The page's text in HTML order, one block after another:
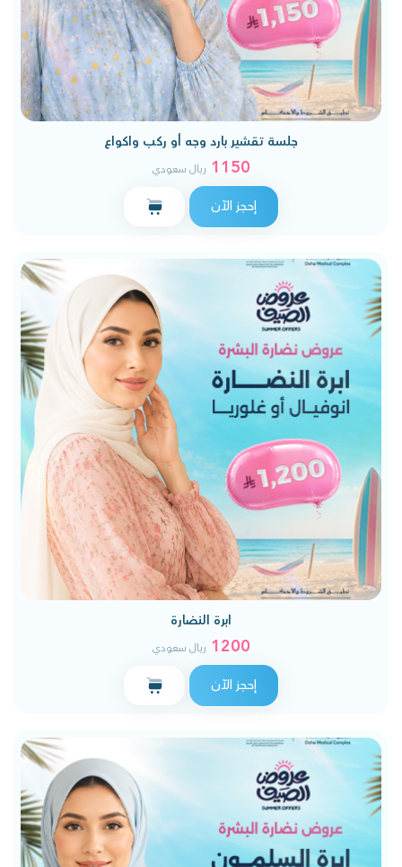
جلسة تقشير بارد وجه أو ركب واكواع
1150 ريال سعودي
إحجز الآن
ابرة النضارة
1200 ريال سعودي
إحجز الآن